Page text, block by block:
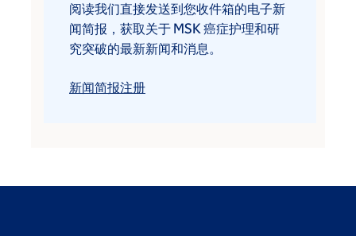
阅读我们直接发送到您收件箱的电子新
闻简报，获取关于 MSK 癌症护理和研
究突破的最新新闻和消息。
新闻简报注册